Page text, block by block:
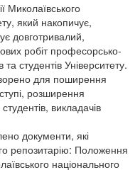
Миколаївського
який накопичує,
довготривалий,
робіт професорсько-
та студентів Університету.
для поширення
розширення
викладачів
документи, які
репозитарію: Положення
національного